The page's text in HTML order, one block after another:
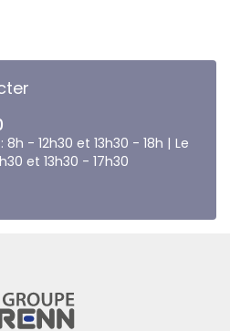
- 12h30 et 13h30 - 18h | Le
et 13h30 - 17h30